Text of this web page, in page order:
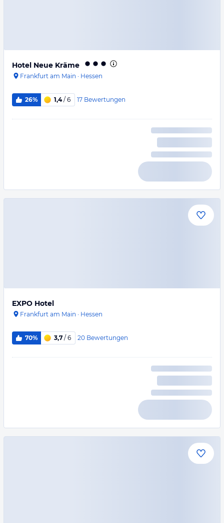
Hotel Neue Kräme
Frankfurt am Main · Hessen
26% 1,4/ 6 17 Bewertungen
EXPO Hotel
Frankfurt am Main · Hessen
70% 3,7 / 6 20 Bewertungen